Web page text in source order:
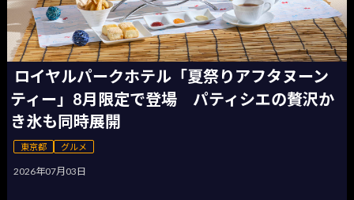
ロイヤルパークホテル「夏祭りアフタヌーン
ティー」8月限定で登場 パティシエの贅沢か
き氷も同時展開
東京都 グルメ
2026年07月03日